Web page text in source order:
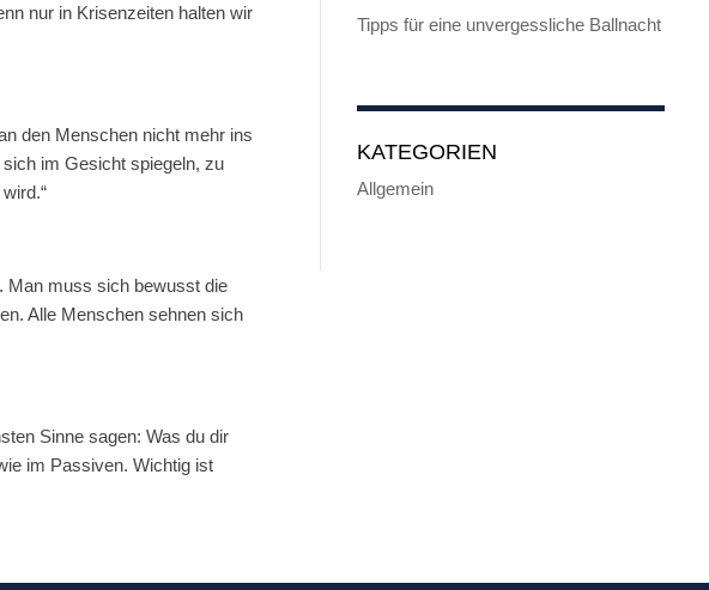
nur in Krisenzeiten halten wir
den Menschen nicht mehr ins
im Gesicht spiegeln, zu
Man muss sich bewusst die
Alle Menschen sehnen sich
Sinne sagen: Was du dir
im Passiven. Wichtig ist
Tipps für eine unvergessliche Ballnacht
KATEGORIEN
Allgemein